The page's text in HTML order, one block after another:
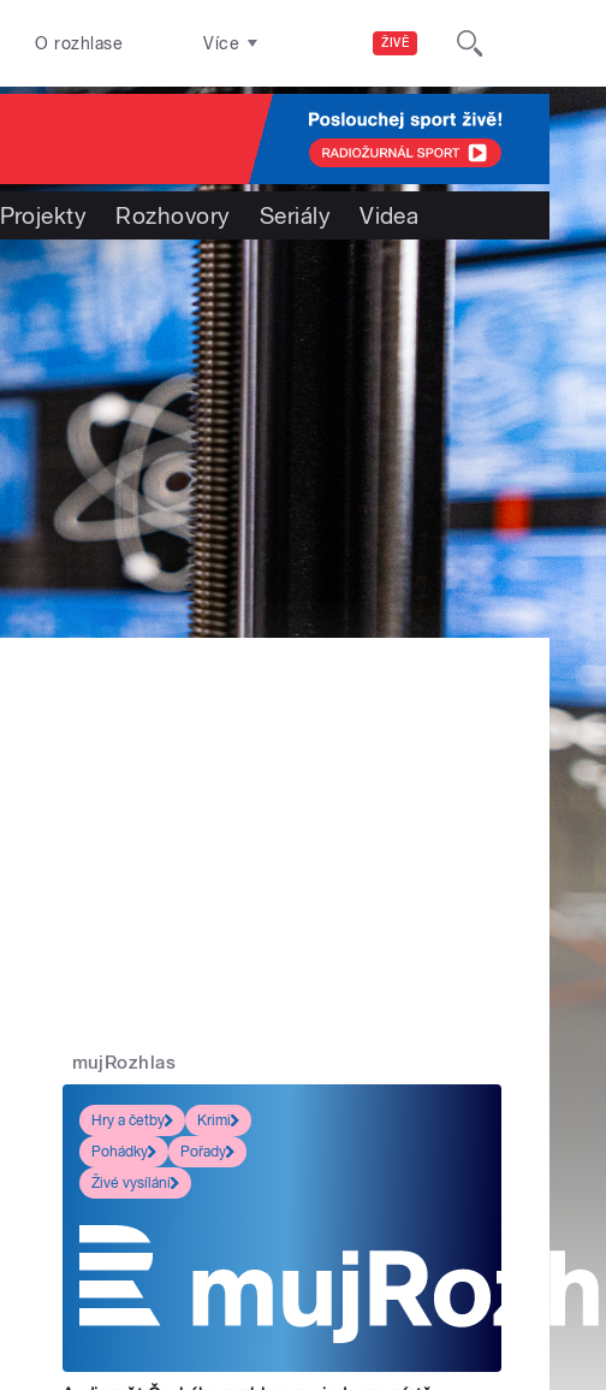
ŽIVĚ
O rozhlase Více
Projekty Rozhovory Seriály Videa
mujRozhlas
Hry a četby
Krimi
Pohádky
Pořady
Živé vysílání